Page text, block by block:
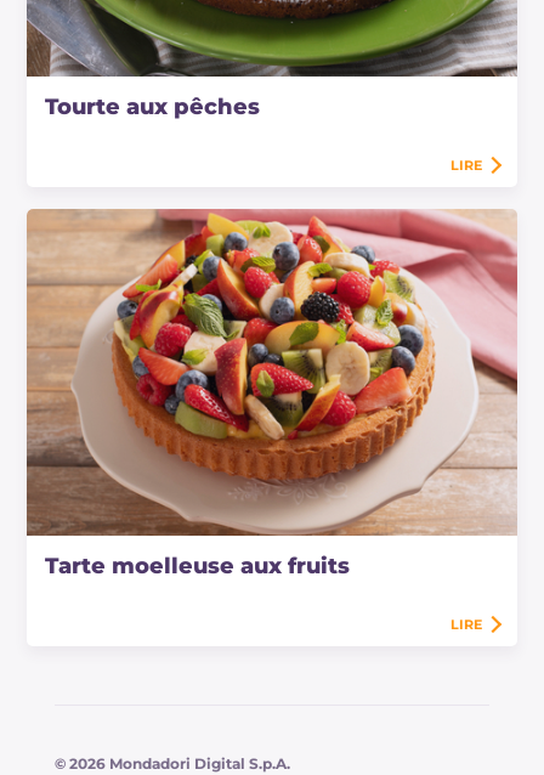
Tourte aux pêches
LIRE
Tarte moelleuse aux fruits
LIRE
© 2026 Mondadori Digital S.p.A.